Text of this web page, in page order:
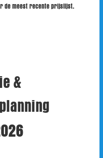
de meest recente prijslijst.
&